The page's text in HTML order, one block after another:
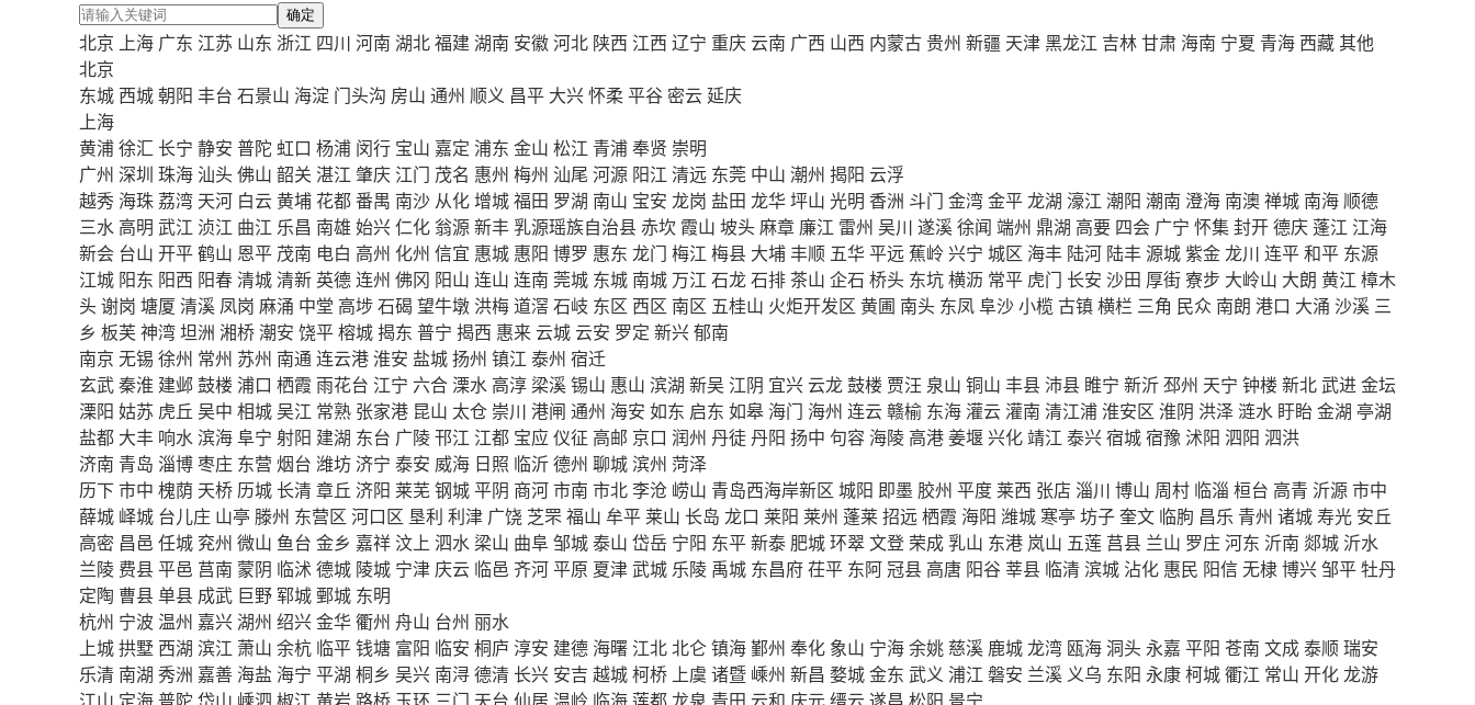
确定
北京 上海 广东 江苏 山东 浙江 四川 河南 湖北福建湖南 安徽河北 陕西 江西 辽宁 重庆 云南 广西 山西 内蒙古 贵州 新疆 天津黑龙江 吉林甘肃 海南 宁夏 青海 西藏其他
北京
东城 西城朝阳 丰台 石景山 海淀 门头沟 房山 通州 顺义 昌平 大兴怀柔平谷 密云延庆
上海
黄浦徐汇 长宁 静安 普陀 虹口 杨浦 闵行 宝山 嘉定 浦东 金山 松江 青浦奉贤 崇明
广州 深圳 珠海 汕头佛山 韶关 湛江 肇庆 江门 茂名 惠州 梅州 汕尾 河源 阳江 清远 东莞 中山 潮州 揭阳 云浮
越秀 海珠 荔湾 天河 白云黄埔 花都番禺 南沙 从化增城福田 罗湖 南山 宝安 龙岗 盐田 龙华坪山 光明 香洲 斗门 金湾金平龙湖 濠江 潮阳 潮南 澄海 南澳禅城 南海 顺德
三水 高明 武江 浈江 曲江 乐昌 南雄 始兴仁化 翁源新丰乳源瑶族自治县赤坎 霞山 坡头麻章 廉江 雷州 吴川 遂溪徐闻 端州 鼎湖 高要 四会 广宁 怀集封开德庆 蓬江 江海
新会 台山 开平鹤山 恩平 茂南 电白 高州 化州 信宜 惠城 惠阳 博罗 惠东 龙门 梅江 梅县 大埔丰顺 五华平远 蕉岭 兴宁 城区 海丰 陆河 陆丰源城紫金龙川 连平和平 东源
江城 阳东 阳西 阳春清城清新 英德连州 佛冈 阳山 连山 连南 莞城 东城 南城 万江 石龙石排茶山 企石 桥头 东坑横沥 常平 虎门 长安 沙田 厚街寮步 大岭山 大朗 黄江 樟木
头谢岗 塘厦 清溪 凤岗 麻涌 中堂 高埗石碣 望牛墩 洪梅道滘 石岐 东区 西区 南区 五桂山 火炬开发区 黄圃 南头 东凤阜沙小榄 古镇横栏 三角 民众 南朗 港口 大涌 沙溪 三
乡 板芙 神湾坦洲 湘桥潮安 饶平榕城揭东 普宁 揭西 惠来 云城 云安 罗定 新兴郁南
南京 无锡 徐州 常州 苏州 南通连云港淮安 盐城扬州 镇江 泰州 宿迁
玄武秦淮 建邺鼓楼 浦口 栖霞 雨花台 江宁 六合 溧水 高淳 梁溪锡山 惠山 滨湖 新吴 江阴 宜兴 云龙鼓楼 贾汪 泉山 铜山 丰县 沛县 睢宁 新沂邳州 天宁 钟楼 新北武进金坛
溧阳 姑苏 虎丘 吴中 相城吴江 常熟 张家港 昆山 太仓 崇川 港闸 通州 海安 如东 启东 如皋 海门 海州 连云赣榆 东海灌云灌南 清江浦淮安区 淮阴 洪泽 涟水 盱眙金湖 亭湖
盐都 大丰 响水滨海阜宁 射阳 建湖 东台 广陵邗江 江都 宝应 仪征 高邮 京口 润州 丹徒丹阳 扬中 句容 海陵 高港姜堰兴化靖江 泰兴宿城宿豫 沭阳 泗阳 泗洪
济南 青岛 淄博枣庄 东营 烟台 潍坊济宁 泰安 威海 日照 临沂德州 聊城滨州 菏泽
历下市中 槐荫 天桥 历城 长清章丘 济阳 莱芜钢城平阴 商河市南 市北李沧 崂山 青岛西海岸新区 城阳 即墨 胶州 平度 莱西 张店 淄川 博山 周村 临淄 桓台 高青 沂源市中
薛城 峄城 台儿庄 山亭 滕州 东营区 河口区 垦利 利津 广饶 芝罘福山 牟平 莱山 长岛 龙口 莱阳 莱州 蓬莱招远 栖霞 海阳 潍城 寒亭 坊子奎文 临朐 昌乐 青州 诸城寿光 安丘
高密 昌邑 任城 兖州 微山 鱼台 金乡 嘉祥 汶上 泗水 梁山 曲阜邹城泰山 岱岳 宁阳 东平新泰 肥城环翠文登 荣成乳山 东港 岚山 五莲 莒县 兰山 罗庄河东 沂南 郯城 沂水
兰陵 费县平邑 莒南 蒙阴 临沭德城 陵城 宁津 庆云 临邑 齐河平原 夏津武城 乐陵 禹城 东昌府茌平 东阿冠县 高唐 阳谷莘县 临清滨城 沾化 惠民 阳信无棣博兴邹平牡丹
定陶 曹县单县 成武 巨野 郓城 鄄城 东明
杭州 宁波 温州 嘉兴湖州 绍兴金华衢州 舟山 台州 丽水
上城拱墅 西湖 滨江 萧山 余杭 临平钱塘 富阳 临安 桐庐 淳安 建德 海曙 江北北仑镇海鄞州 奉化 象山 宁海余姚 慈溪 鹿城龙湾 瓯海洞头 永嘉 平阳 苍南 文成泰顺瑞安
乐清 南湖 秀洲 嘉善 海盐 海宁 平湖 桐乡 吴兴 南浔德清 长兴 安吉 越城柯桥 上虞 诸暨 嵊州 新昌 婺城金东 武义 浦江 磐安 兰溪 义乌 东阳 永康柯城衢江 常山 开化龙游
江山 定海普陀 岱山 嵊泗 椒江 黄岩 路桥 玉环 三门 天台 仙居 温岭 临海莲都龙泉 青田 云和 庆元缙云遂昌 松阳 景宁